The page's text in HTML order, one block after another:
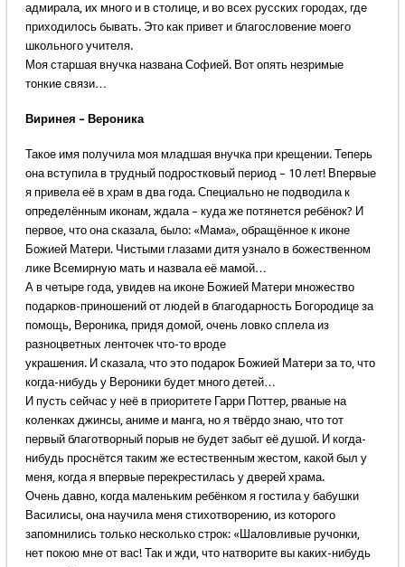
адмирала, их много и в столице, и во всех русских городах, где
приходилось бывать. Это как привет и благословение моего
школьного учителя.
Моя старшая внучка названа Софией. Вот опять незримые
тонкие связи…
Виринея – Вероника
Такое имя получила моя младшая внучка при крещении. Теперь
она вступила в трудный подростковый период – 10 лет! Впервые
я привела её в храм в два года. Специально не подводила к
определённым иконам, ждала – куда же потянется ребёнок? И
первое, что она сказала, было: «Мама», обращённое к иконе
Божией Матери. Чистыми глазами дитя узнало в божественном
лике Всемирную мать и назвала её мамой…
А в четыре года, увидев на иконе Божией Матери множество
подарков-приношений от людей в благодарность Богородице за
помощь, Вероника, придя домой, очень ловко сплела из
разноцветных ленточек что-то вроде
украшения. И сказала, что это подарок Божией Матери за то, что
когда-нибудь у Вероники будет много детей…
И пусть сейчас у неё в приоритете Гарри Поттер, рваные на
коленках джинсы, аниме и манга, но я твёрдо знаю, что тот
первый благотворный порыв не будет забыт её душой. И когда-
нибудь проснётся таким же естественным жестом, какой был у
меня, когда я впервые перекрестилась у дверей храма.
Очень давно, когда маленьким ребёнком я гостила у бабушки
Василисы, она научила меня стихотворению, из которого
запомнились только несколько строк: «Шаловливые ручонки,
нет покою мне от вас! Так и жди, что натворите вы каких-нибудь